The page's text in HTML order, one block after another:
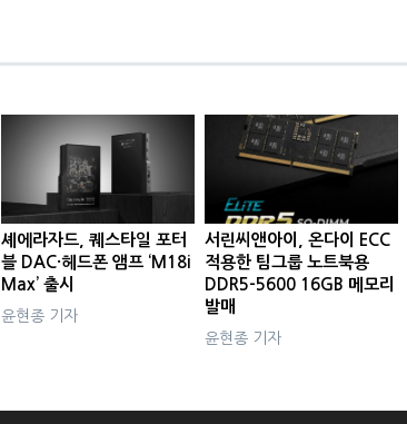
셰에라자드, 퀘스타일 포터
블 DAC·헤드폰 앰프 ‘M18i
Max’ 출시
윤현종 기자
서린씨앤아이, 온다이 ECC
적용한 팀그룹 노트북용
DDR5-5600 16GB 메모리
발매
윤현종 기자